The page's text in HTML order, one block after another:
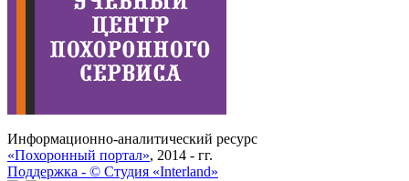
Информационно-аналитический ресурс
«Похоронный портал», 2014 - гг.
Поддержка - © Cтудия «Interland»